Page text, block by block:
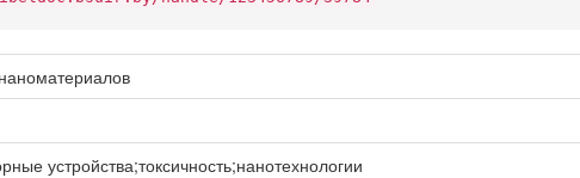
устройства;токсичность;нанотехнологии